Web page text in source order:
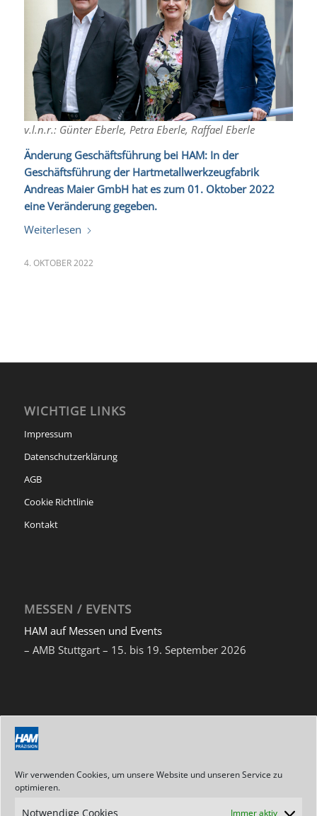
Wir verwenden Cookies, um unsere Website und unseren Service zu
optimieren.
Notwendige Cookies Immer aktiv
v.l.n.r.: Günter Eberle, Petra Eberle, Raffael Eberle
Änderung Geschäftsführung bei HAM: In der
Geschäftsführung der Hartmetallwerkzeugfabrik
Andreas Maier GmbH hat es zum 01. Oktober 2022
eine Veränderung gegeben.
Weiterlesen
4. OKTOBER 2022
WICHTIGE LINKS
Impressum
Datenschutzerklärung
AGB
Cookie Richtlinie
Kontakt
MESSEN / EVENTS
HAM auf Messen und Events
– AMB Stuttgart – 15. bis 19. September 2026
NEWSLETTER
Abonnieren Sie unseren Newsletter